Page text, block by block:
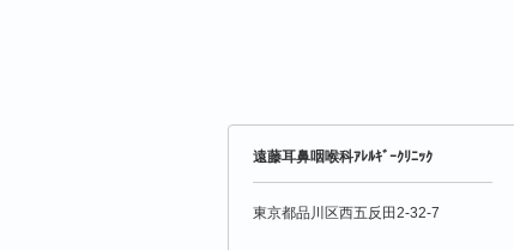
遠藤耳鼻咽喉科ｱﾚﾙｷﾞｰｸﾘﾆｯｸ
東京都品川区西五反田2-32-7